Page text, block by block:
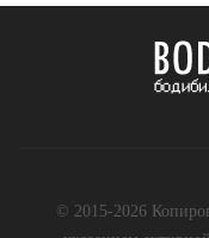
© 2015-2026